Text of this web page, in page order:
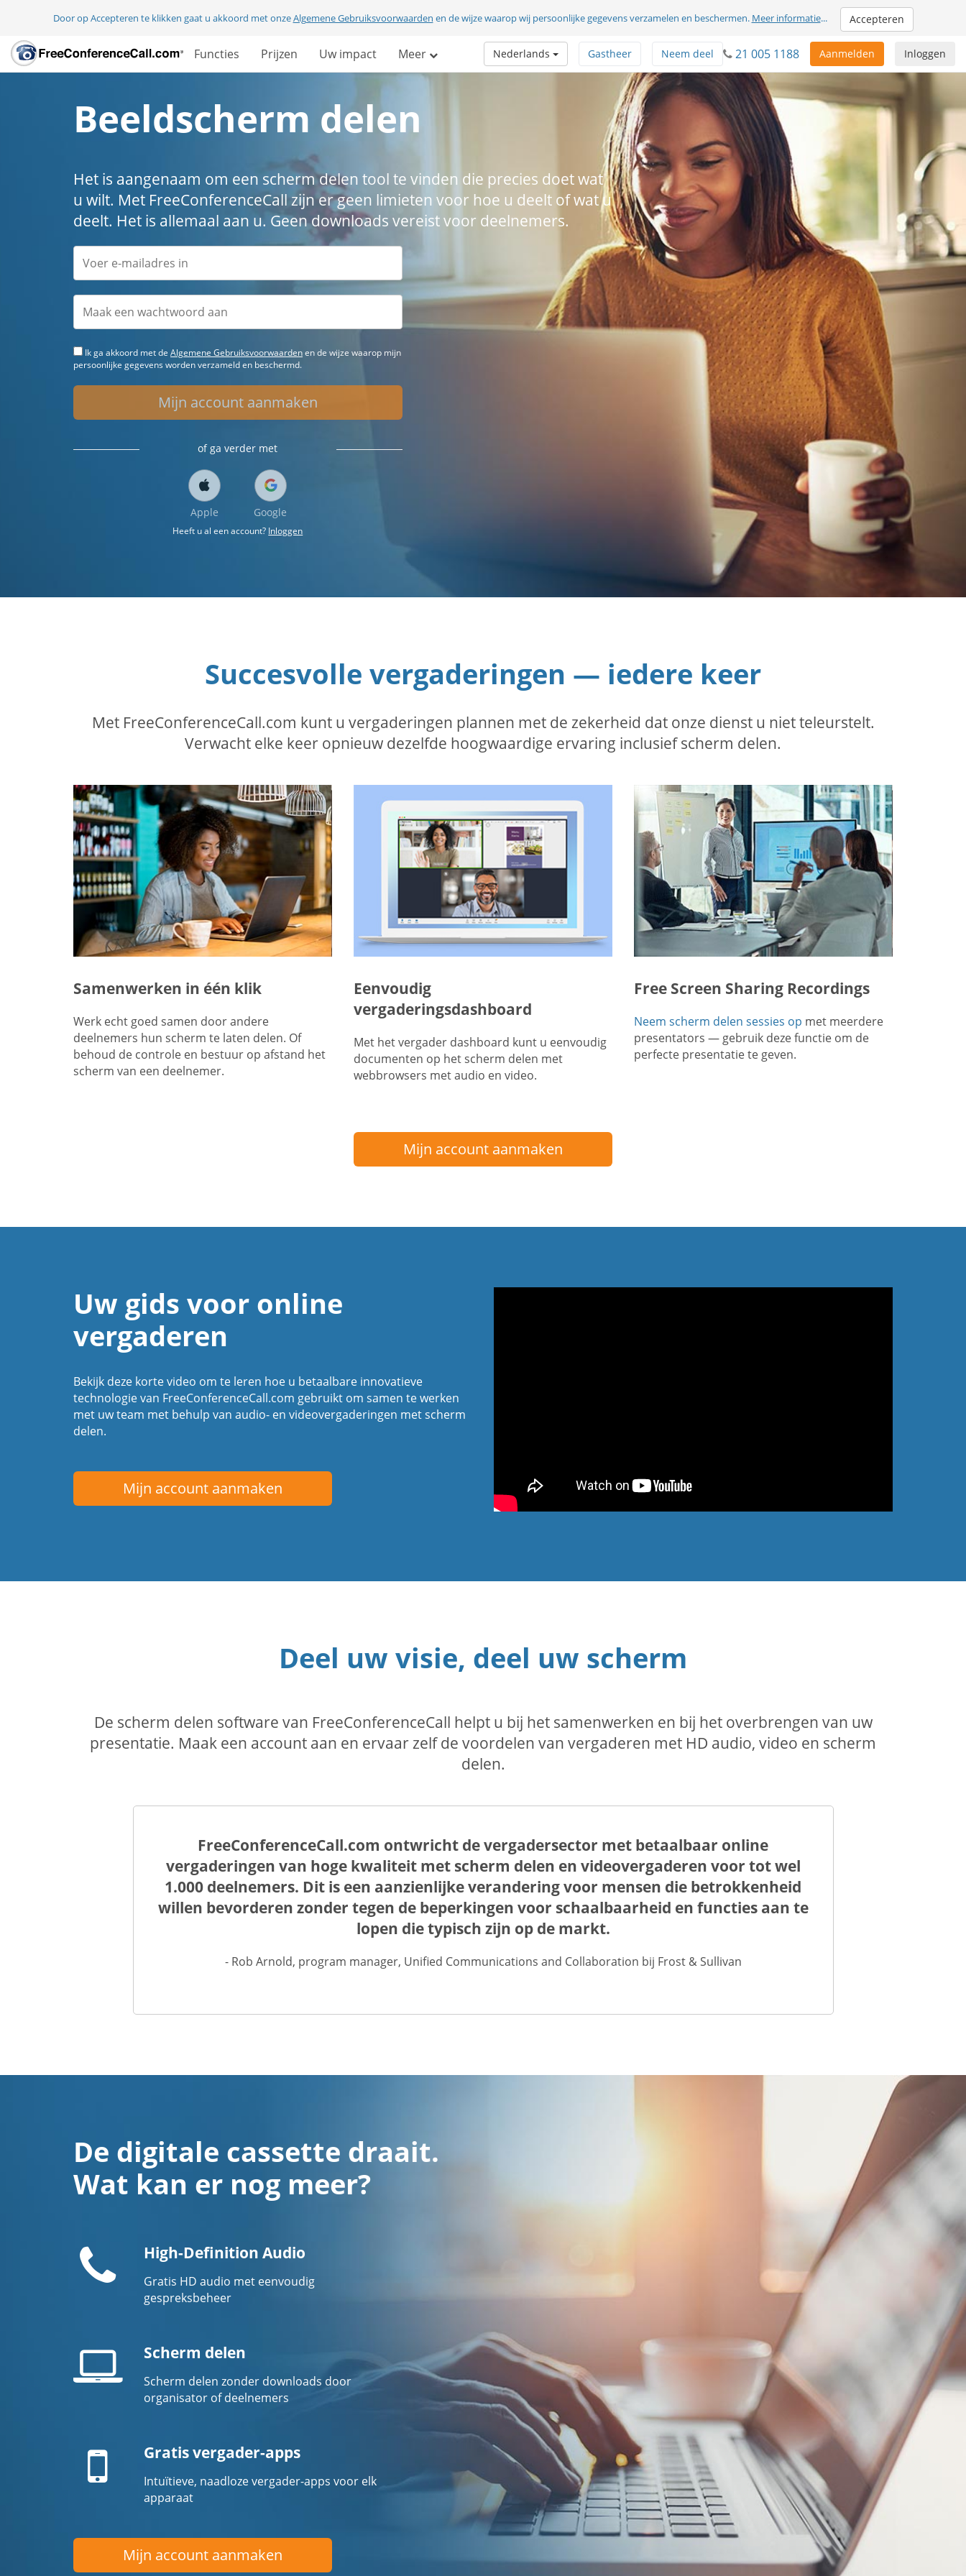
Door op Accepteren te klikken gaat u akkoord met onzeAlgemene Gebruiksvoorwaarden en de wijze waarop wij persoonlijke gegevens verzamelen en beschermen. Meer informatie... Accepteren
Functies Prijzen Uw impact Meer Inloggen
Aanmelden
21 005 1188
Neem deel
Gastheer
Nederlands
Beeldscherm delen
Het is aangenaam om een scherm delen tool te vinden die precies doet wat
u wilt. Met FreeConferenceCall zijn er geen limieten voor hoe u deelt of wat u
deelt. Het is allemaal aan u. Geen downloads vereist voor deelnemers.
Ik ga akkoord met de Algemene Gebruiksvoorwaardenen de wijze waarop mijn
persoonlijke gegevens worden verzameld en beschermd.
Mijn account aanmaken
of ga verder met
Apple Google
Heeft u al een account? Inloggen
Succesvolle vergaderingen — iedere keer
Met FreeConferenceCall.com kunt u vergaderingen plannen met de zekerheid dat onze dienst u niet teleurstelt.
Verwacht elke keer opnieuw dezelfde hoogwaardige ervaring inclusief scherm delen.
Samenwerken in één klik
Werk echt goed samen door andere
deelnemers hun scherm te laten delen. Of
behoud de controle en bestuur op afstand het
scherm van een deelnemer.
Eenvoudig
vergaderingsdashboard
Met het vergader dashboard kunt u eenvoudig
documenten op het scherm delen met
webbrowsers met audio en video.
Free Screen Sharing Recordings
Neem scherm delen sessies op met meerdere
presentators — gebruik deze functie om de
perfecte presentatie te geven.
Mijn account aanmaken
Uw gids voor online
vergaderen
Bekijk deze korte video om te leren hoe u betaalbare innovatieve
technologie van FreeConferenceCall.com gebruikt om samen te werken
met uw team met behulp van audio- en videovergaderingen met scherm
delen.
Mijn account aanmaken
Deel uw visie, deel uw scherm
De scherm delen software van FreeConferenceCall helpt u bij het samenwerken en bij het overbrengen van uw
presentatie. Maak een account aan en ervaar zelf de voordelen van vergaderen met HD audio, video en scherm
delen.
FreeConferenceCall.com ontwricht de vergadersector met betaalbaar online
vergaderingen van hoge kwaliteit met scherm delen en videovergaderen voor tot wel
1.000 deelnemers. Dit is een aanzienlijke verandering voor mensen die betrokkenheid
willen bevorderen zonder tegen de beperkingen voor schaalbaarheid en functies aan te
lopen die typisch zijn op de markt.
- Rob Arnold, program manager, Unified Communications and Collaboration bij Frost & Sullivan
De digitale cassette draait.
Wat kan er nog meer?
High-Definition Audio
Gratis HD audio met eenvoudig
gespreksbeheer
Laptopscherm
Scherm delen
Scherm delen zonder downloads door
organisator of deelnemers
apparaatGratis vergader-apps
Intuïtieve, naadloze vergader-apps voor elk
apparaat
Mijn account aanmaken